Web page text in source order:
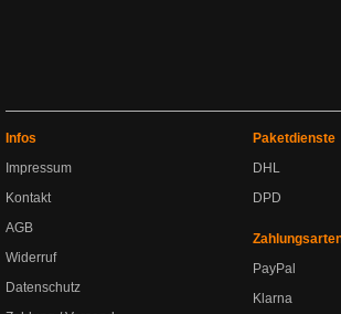
Infos
Impressum
Kontakt
AGB
Widerruf
Datenschutz
Paketdienste
DHL
DPD
PayPal
Klarna